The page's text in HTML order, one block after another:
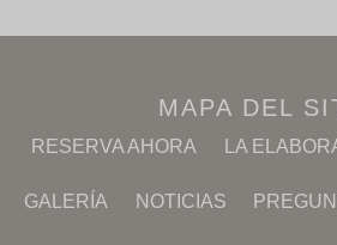
MAPA DEL
RESERVA AHORA LA
GALERÍA NOTICIAS